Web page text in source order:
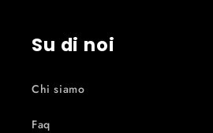
Su di noi
Chi siamo
Faq